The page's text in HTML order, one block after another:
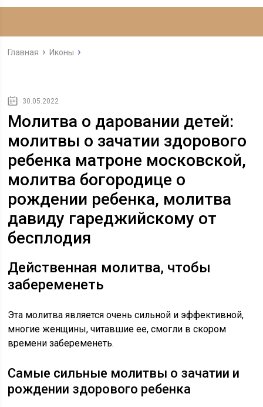
Главная Иконы
30.05.2022
Молитва о даровании детей:
молитвы о зачатии здорового
ребенка матроне московской,
молитва богородице о
рождении ребенка, молитва
давиду гареджийскому от
бесплодия
Действенная молитва, чтобы
забеременеть
Эта молитва является очень сильной и эффективной,
многие женщины, читавшие ее, смогли в скором
времени забеременеть.
Самые сильные молитвы о зачатии и
рождении здорового ребенка